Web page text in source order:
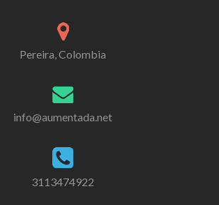
Pereira, Colombia
info@aumentada.net
3113474922